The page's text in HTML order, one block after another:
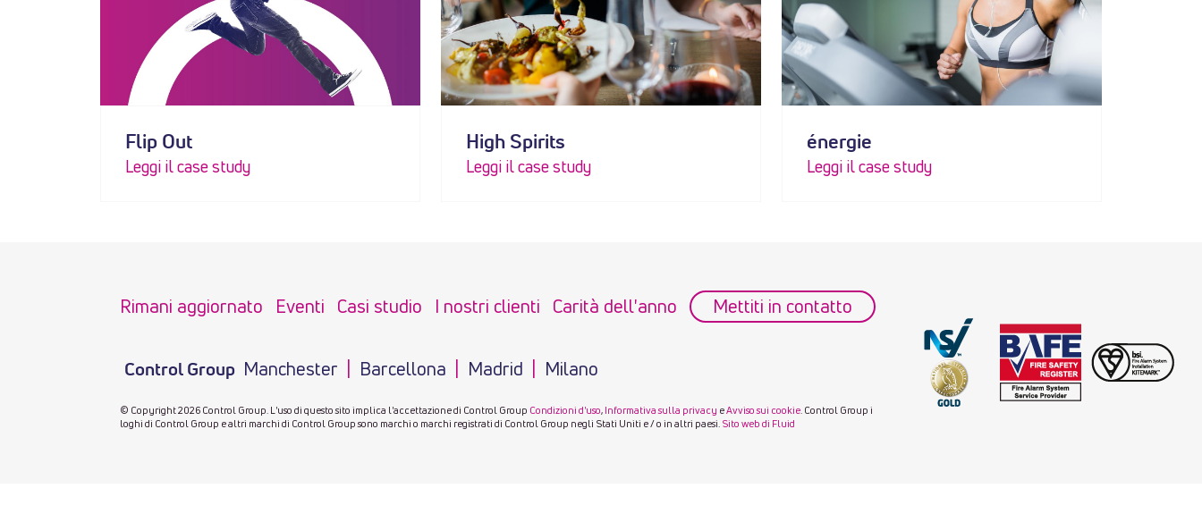
azione
Flip Out
Leggi il case study
High Spirits
Leggi il case study
énergie
Leggi il case study
Rimani aggiornato Eventi Casi studio I nostri clienti Carità dell'anno Mettiti in contatto
Control Group Manchester Barcellona Madrid Milano
© Copyright 2026 Control Group. L'uso di questo sito implica l'accettazione di Control Group Condizioni d'uso, Informativa sulla privacy eAvviso sui cookie. Control Group i
loghi di Control Group e altri marchi di Control Group sono marchi o marchi registrati di Control Group negli Stati Uniti e / o in altri paesi. Sito web di Fluid